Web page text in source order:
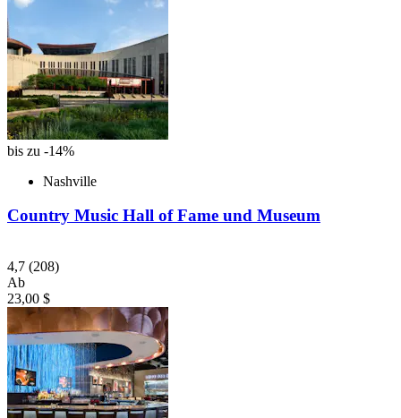
bis zu -14%
Nashville
Country Music Hall of Fame und Museum
4,7 (208)
Ab
23,00 $